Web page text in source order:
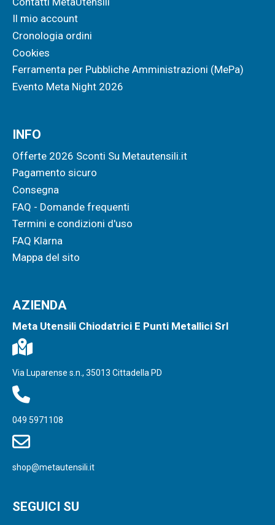
Il mio account
Cronologia ordini
Cookies
Ferramenta per Pubbliche Amministrazioni (MePa)
Evento Meta Night 2026
INFO
Offerte 2026 Sconti Su Metautensili.it
Pagamento sicuro
Consegna
FAQ - Domande frequenti
Termini e condizioni d'uso
FAQ Klarna
Mappa del sito
AZIENDA
Meta Utensili Chiodatrici E Punti Metallici Srl
Via Luparense s.n., 35013 Cittadella PD
049 5971108
shop@metautensili.it
SEGUICI SU